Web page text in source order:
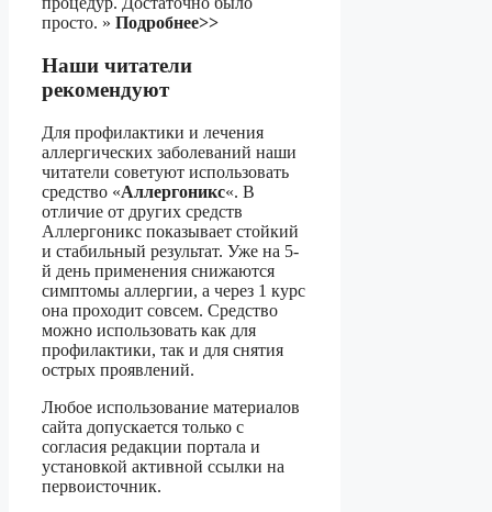
просто. » Подробнее>>
Наши читатели
рекомендуют
Для профилактики и лечения
аллергических заболеваний наши
читатели советуют использовать
средство «Аллергоникс«. В
отличие от других средств
Аллергоникс показывает стойкий
и стабильный результат. Уже на 5-
й день применения снижаются
симптомы аллергии, а через 1 курс
она проходит совсем. Средство
можно использовать как для
профилактики, так и для снятия
острых проявлений.
Любое использование материалов
сайта допускается только с
согласия редакции портала и
установкой активной ссылки на
первоисточник.